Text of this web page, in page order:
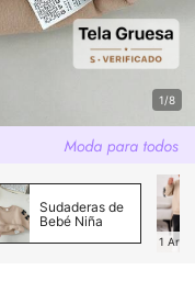
1/8
Sudaderas de
Bebé Niña
1